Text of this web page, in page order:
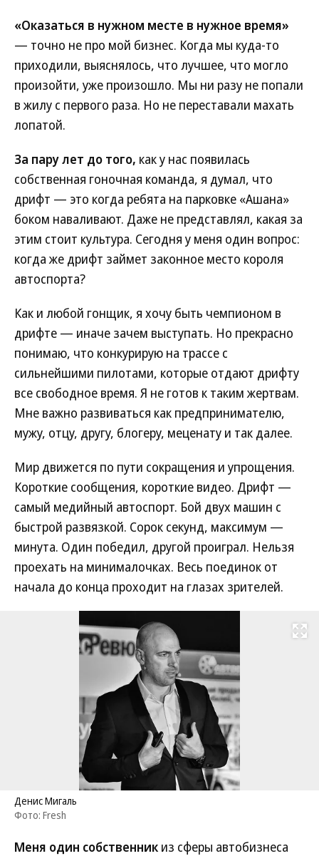
«Оказаться в нужном месте в нужное время»
— точно не про мой бизнес. Когда мы куда-то
приходили, выяснялось, что лучшее, что могло
произойти, уже произошло. Мы ни разу не попали
в жилу с первого раза. Но не переставали махать
лопатой.
За пару лет до того, как у нас появилась
собственная гоночная команда, я думал, что
дрифт — это когда ребята на парковке «Ашана»
боком наваливают. Даже не представлял, какая за
этим стоит культура. Сегодня у меня один вопрос:
когда же дрифт займет законное место короля
автоспорта?
Как и любой гонщик, я хочу быть чемпионом в
дрифте — иначе зачем выступать. Но прекрасно
понимаю, что конкурирую на трассе с
сильнейшими пилотами, которые отдают дрифту
все свободное время. Я не готов к таким жертвам.
Мне важно развиваться как предпринимателю,
мужу, отцу, другу, блогеру, меценату и так далее.
Мир движется по пути сокращения и упрощения.
Короткие сообщения, короткие видео. Дрифт —
самый медийный автоспорт. Бой двух машин с
быстрой развязкой. Сорок секунд, максимум —
минута. Один победил, другой проиграл. Нельзя
проехать на минималочках. Весь поединок от
начала до конца проходит на глазах зрителей.
Развернуть
Денис Мигаль
Фото: Fresh
Меня один собственник из сферы автобизнеса